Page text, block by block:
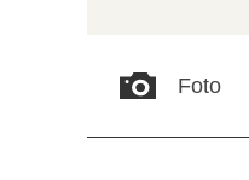
Foto